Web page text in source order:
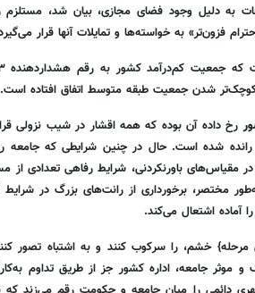
به دلیل وجود فضای مجازی، بیان شد، مستلزم
فزون‌تر» به خواسته‌ها و تمایلات آنها قرار
شدن جمعیت طبقه متوسط اتفاق افتاده است.
رخ داده آن بوده که همه اقشار در شیب نزولی
شده است. حال در چنین شرایطی که جامعه
مقیاس‌های باورنکردنی، شرایط رفاهی تعدادی از
مختصر، برخورداری از رانت‌های بزرگ در شرایط
آماده اشتعال می‌کند.
خشم، را سرکوب کنند و به اشتباه تصور
جامعه، اداره کشور جز از طریق تداوم